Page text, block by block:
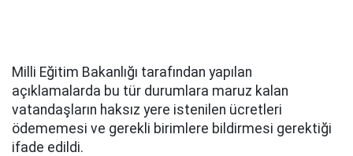
Milli Eğitim Bakanlığı tarafından yapılan
açıklamalarda bu tür durumlara maruz kalan
vatandaşların haksız yere istenilen ücretleri
ödememesi ve gerekli birimlere bildirmesi gerektiği
ifade edildi.